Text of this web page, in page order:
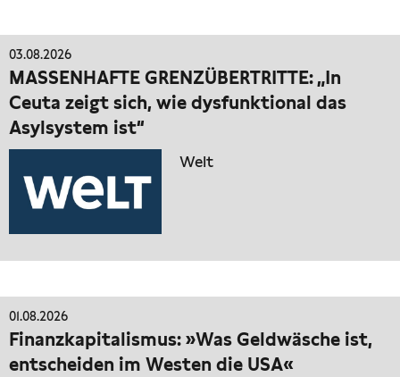
03.08.2026
MASSENHAFTE GRENZÜBERTRITTE: „In
Ceuta zeigt sich, wie dysfunktional das
Asylsystem ist“
Welt
01.08.2026
Finanzkapitalismus: »Was Geldwäsche ist,
entscheiden im Westen die USA«